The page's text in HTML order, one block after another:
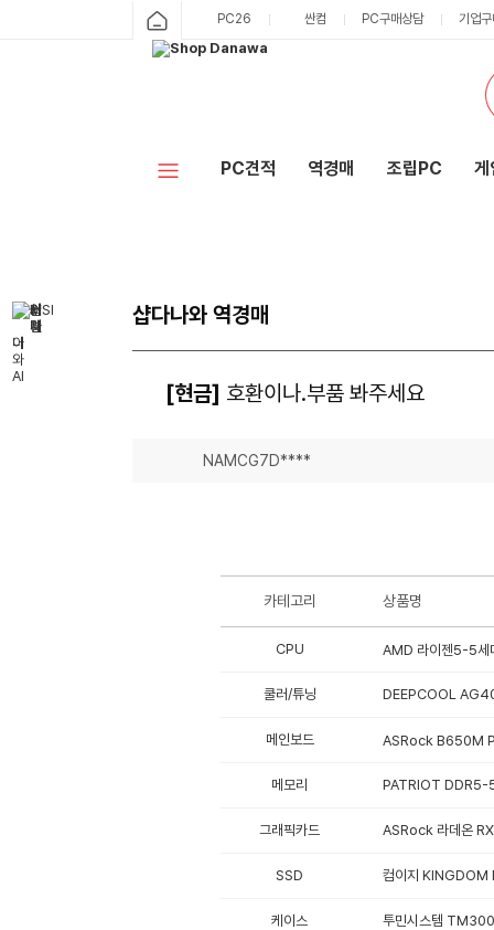
PC26 싼컴 PC구매상담 기업
PC견적 역경매 조립PC 게
샵다나와 역경매
[현금] 호환이나.부품 봐주세요
NAMCG7D****
카테고리 상품명
CPU AMD 라이젠5-5세
쿨러/튜닝 DEEPCOOL
메인보드 ASRock B650M
메모리 PATRIOT
그래픽카드 ASRock 라데온
SSD 컴이지
케이스 투민시스템